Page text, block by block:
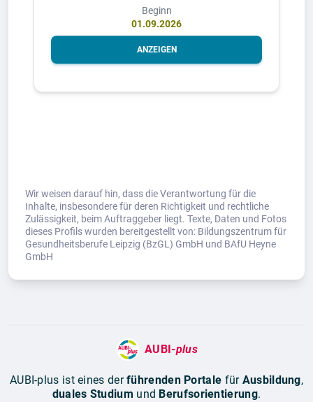
Beginn
01.09.2026
ANZEIGEN
Wir weisen darauf hin, dass die Verantwortung für die
Inhalte, insbesondere für deren Richtigkeit und rechtliche
Zulässigkeit, beim Auftraggeber liegt. Texte, Daten und Fotos
dieses Profils wurden bereitgestellt von: Bildungszentrum für
Gesundheitsberufe Leipzig (BzGL) GmbH und BAfU Heyne
GmbH
AUBI-plus
AUBI-plus ist eines derführenden Portale für Ausbildung,
duales Studium und Berufsorientierung.